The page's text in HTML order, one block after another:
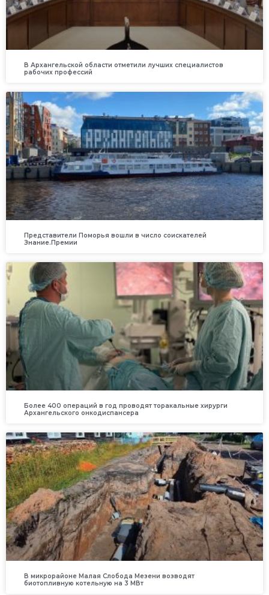
В Архангельской области отметили лучших специалистов
рабочих профессий
Представители Поморья вошли в число соискателей
Знание.Премии
Более 400 операций в год проводят торакальные хирурги
Архангельского онкодиспансера
В микрорайоне Малая Слобода Мезени возводят
биотопливную котельную на 3 МВт